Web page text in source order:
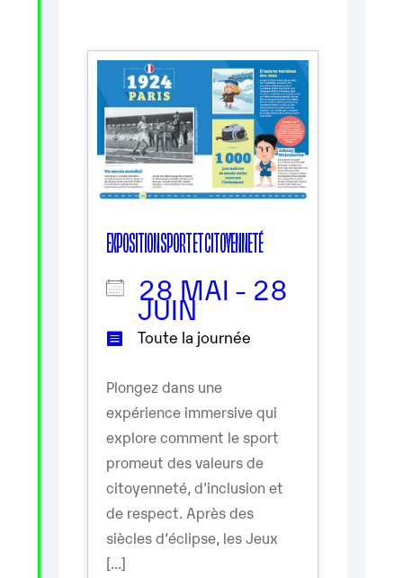
EXPOSITION SPORT ET CITOYENNETÉ
28 MAI - 28
JUIN
Toute la journée
Plongez dans une
expérience immersive qui
explore comment le sport
promeut des valeurs de
citoyenneté, d'inclusion et
de respect. Après des
siècles d’éclipse, les Jeux
[...]